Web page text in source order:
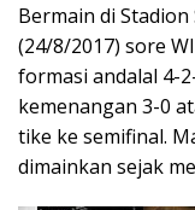
Bermain di Stadion
(24/8/2017) sore
formasi andalal 4-
kemenangan 3-0
tike ke semifinal.
dimainkan sejak